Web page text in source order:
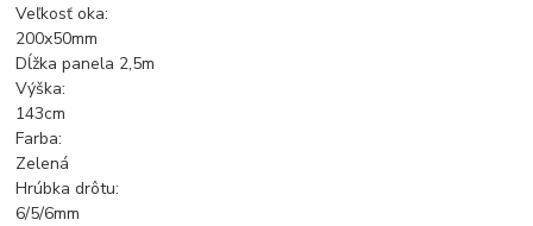
Veľkosť oka:
200x50mm
Dĺžka panela 2,5m
Výška:
143cm
Farba:
Zelená
Hrúbka drôtu:
6/5/6mm